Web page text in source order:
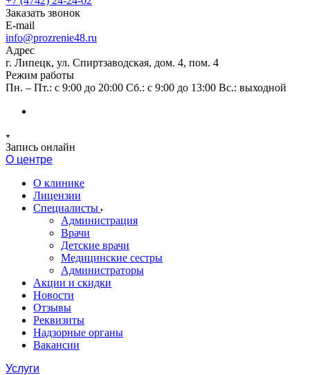
Заказать звонок
E-mail
info@prozrenie48.ru
Адрес
г. Липецк, ул. Спиртзаводская, дом. 4, пом. 4
Режим работы
Пн. – Пт.: с 9:00 до 20:00 Сб.: с 9:00 до 13:00 Вс.: выходной
Запись онлайн
О центре
О клинике
Лицензии
Специалисты
Администрация
Врачи
Детские врачи
Медицинские сестры
Администраторы
Акции и скидки
Новости
Отзывы
Реквизиты
Надзорные органы
Вакансии
Услуги